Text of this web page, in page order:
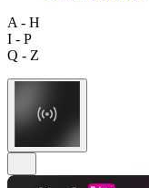
A - H
I - P
Q - Z